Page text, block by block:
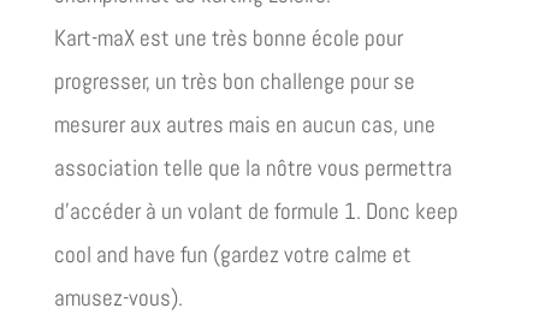
Kart-maX est une très bonne école pour
progresser, un très bon challenge pour se
mesurer aux autres mais en aucun cas, une
association telle que la nôtre vous permettra
d’accéder à un volant de formule 1. Donc keep
cool and have fun (gardez votre calme et
amusez-vous).